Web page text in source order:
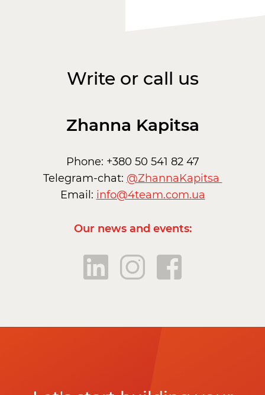
Write or call us
Zhanna Kapitsa
Phone: +380 50 541 82 47
Telegram-chat: @ZhannaKapitsa
Email: info@4team.com.ua
Our news and events: